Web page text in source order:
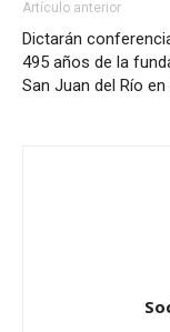
Artículo anterior
Dictarán
495 años de la
San Juan del Río